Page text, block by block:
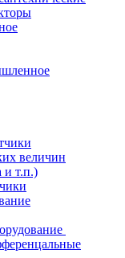
величин
и т.п.)